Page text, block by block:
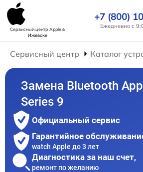
Сервисный центр Appleв
Ижевске
+7 (800)
Ежедневно с
Сервисный центр Каталог
Замена Bluetooth
Series 9
Официальный сервис
Гарантийное
watch Apple до 3 лет
Диагностика за наш счет,
ремонт по желанию